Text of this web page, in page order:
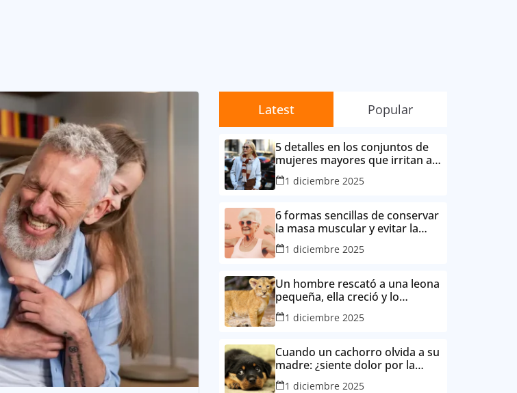
Latest Popular
5 detalles en los conjuntos de
mujeres mayores que irritan a
sus contemporáneas.
1 diciembre 2025
6 formas sencillas de conservar
la masa muscular y evitar la
degradación corporal por la
edad
1 diciembre 2025
Un hombre rescató a una leona
pequeña, ella creció y lo
consideró su mejor amigo
1 diciembre 2025
Cuando un cachorro olvida a su
madre: ¿siente dolor por la
separación?
1 diciembre 2025